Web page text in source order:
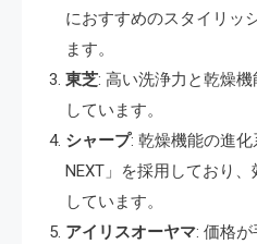
におすすめのスタイリッ
ます。
東芝: 高い洗浄力と乾燥
しています。
シャープ: 乾燥機能の進
NEXT」を採用しており
しています。
アイリスオーヤマ: 価格